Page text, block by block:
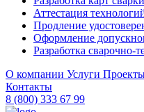
Аттестация
Продление
Оформление
Разработка сварочно-
О компании Услуги
Контакты
8 (800) 333 67 99